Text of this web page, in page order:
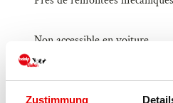
Zustimmung
Non accessible en voiture